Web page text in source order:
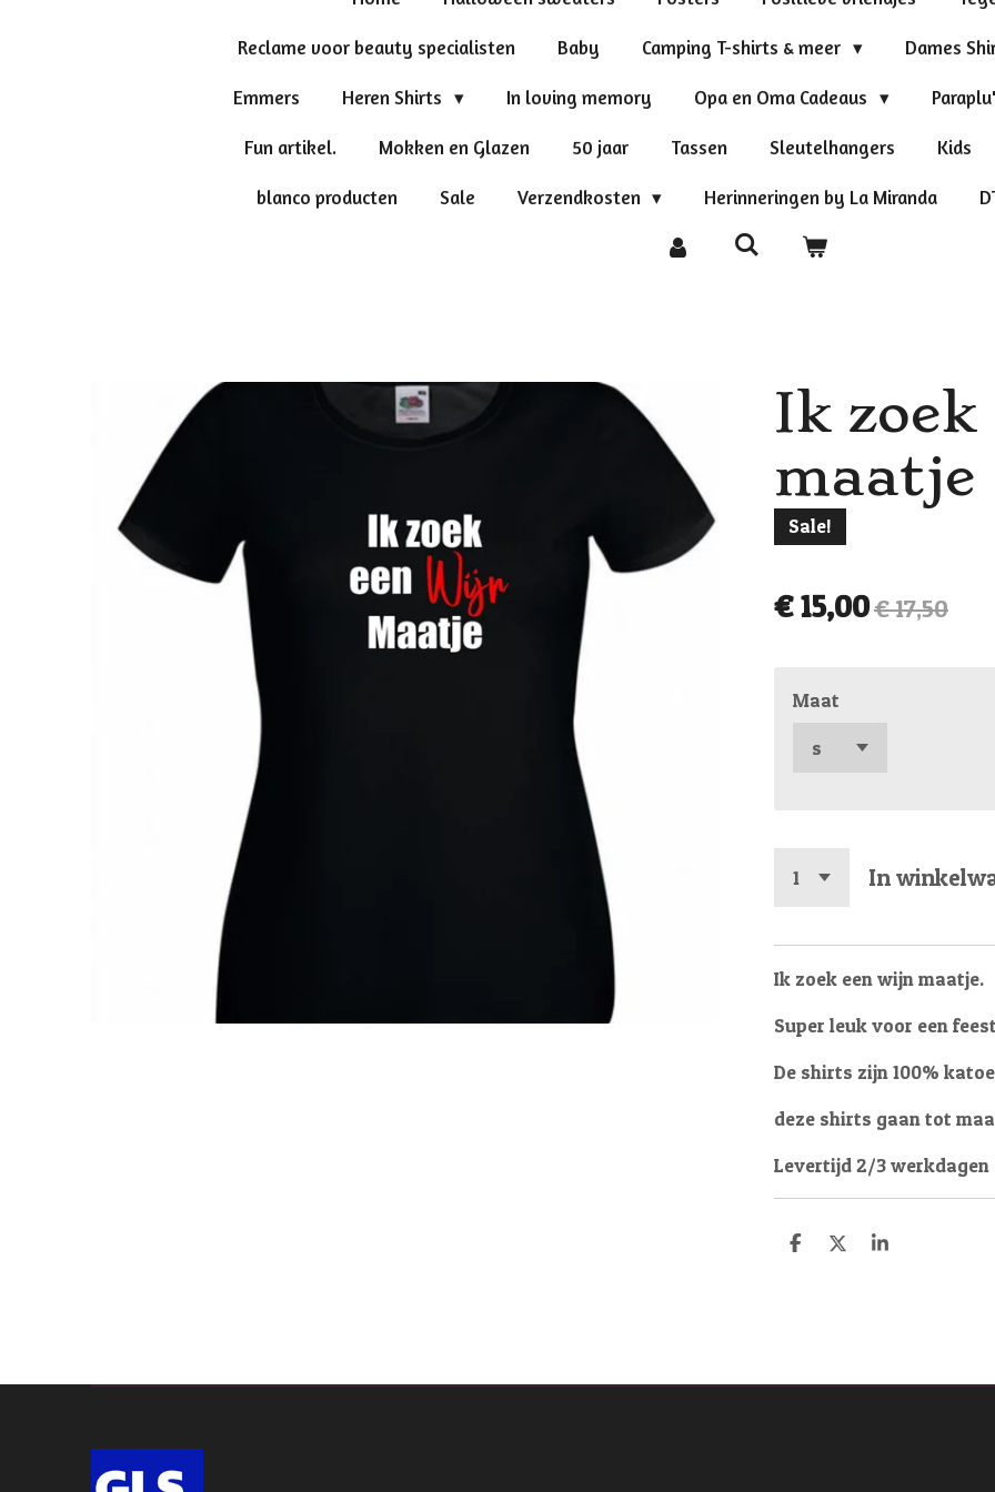
Reclame voor beauty specialisten Baby Camping T-shirts & meer Dames
Emmers Heren Shirts In loving memory Opa en Oma Cadeaus
Fun artikel. Mokken en Glazen 50 jaar Tassen Sleutelhangers Kids
blanco producten Sale Verzendkosten Herinneringen by La Miranda
Ik
maatje
Sale!
€ 15,00€ 17,50
Maat
In
Ik zoek een wijn maatje.
Super leuk voor een
De shirts zijn 100%
deze shirts gaan tot
Levertijd 2/3 werkdagen
D
D
S